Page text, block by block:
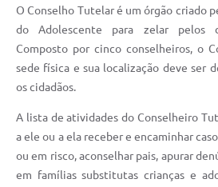
O Conselho Tutelar é um órgão criado
do Adolescente para zelar pelos
Composto por cinco conselheiros, o
sede física e sua localização deve ser
os cidadãos.
A lista de atividades do Conselheiro
a ele ou a ela receber e encaminhar
ou em risco, aconselhar pais, apurar
em famílias substitutas crianças e